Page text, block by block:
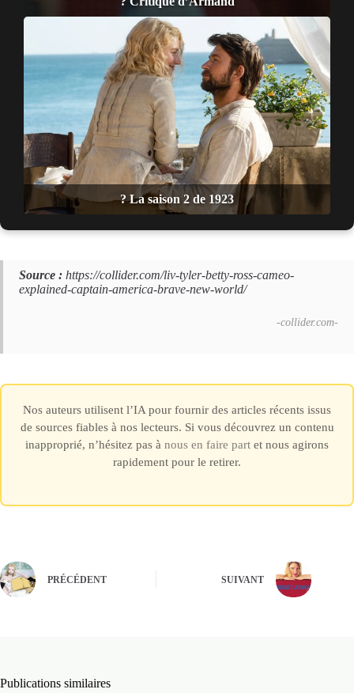
? La saison 2 de 1923
Source : https://collider.com/liv-tyler-betty-ross-cameo-
explained-captain-america-brave-new-world/
-collider.com-
Nos auteurs utilisent l’IA pour fournir des articles récents issus
de sources fiables à nos lecteurs. Si vous découvrez un contenu
inapproprié, n’hésitez pas à nous en faire part et nous agirons
rapidement pour le retirer.
PRÉCÉDENT SUIVANT
Publications similaires